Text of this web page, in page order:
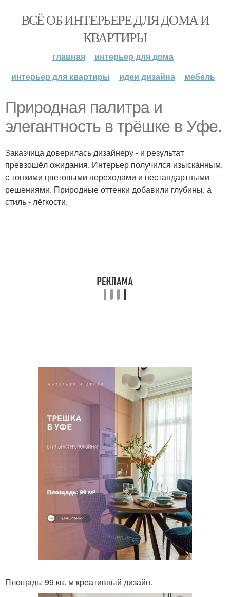
ВСЁ ОБ ИНТЕРЬЕРЕ ДЛЯ ДОМА И
КВАРТИРЫ
главная
интерьер для дома
интерьер для квартиры
идеи дизайна мебель
Природная палитра и
элегантность в трёшке в Уфе.
Заказчица доверилась дизайнеру - и результат
превзошёл ожидания. Интерьер получился изысканным,
с тонкими цветовыми переходами и нестандартными
решениями. Природные оттенки добавили глубины, а
стиль - лёгкости.
Площадь: 99 кв. м креативный дизайн.